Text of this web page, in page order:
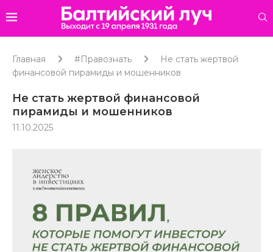
Главная #Правознать
Не стать жертвой
финансовой пирамиды и мошенников
Не стать жертвой финансовой
пирамиды и мошенников
11.10.2025